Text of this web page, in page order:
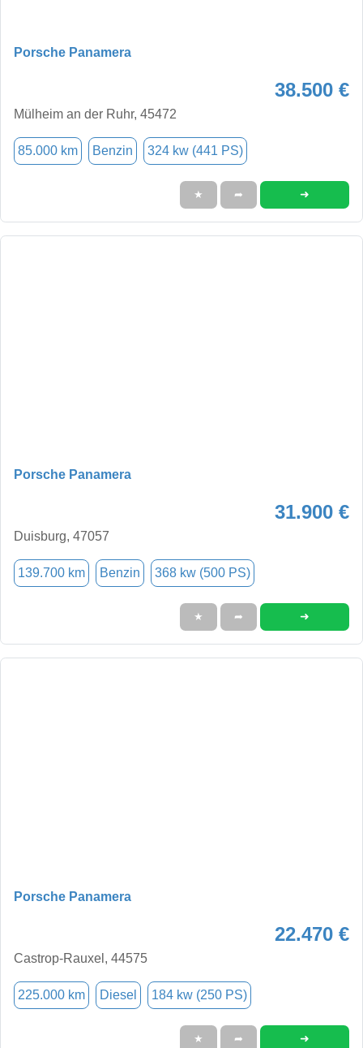
Porsche Panamera
38.500 €
Mülheim an der Ruhr, 45472
85.000 km Benzin 324 kw (441 PS)
★ ➦ ➜
Porsche Panamera
31.900 €
Duisburg, 47057
139.700 km Benzin 368 kw (500 PS)
★ ➦ ➜
Porsche Panamera
22.470 €
Castrop-Rauxel, 44575
225.000 km Diesel 184 kw (250 PS)
★ ➦ ➜